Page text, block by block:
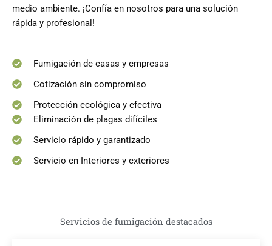
medio ambiente. ¡Confía en nosotros para una solución
rápida y profesional!
Fumigación de casas y empresas
Cotización sin compromiso
Protección ecológica y efectiva
Eliminación de plagas difíciles
Servicio rápido y garantizado
Servicio en Interiores y exteriores
Servicios de fumigación destacados